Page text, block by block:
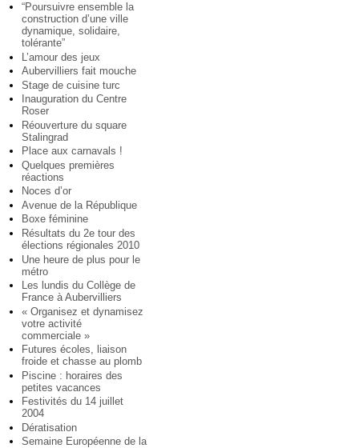
“Poursuivre ensemble la
construction d’une ville
dynamique, solidaire,
tolérante”
L’amour des jeux
Aubervilliers fait mouche
Stage de cuisine turc
Inauguration du Centre
Roser
Réouverture du square
Stalingrad
Place aux carnavals !
Quelques premières
réactions
Noces d’or
Avenue de la République
Boxe féminine
Résultats du 2e tour des
élections régionales 2010
Une heure de plus pour le
métro
Les lundis du Collège de
France à Aubervilliers
« Organisez et dynamisez
votre activité
commerciale »
Futures écoles, liaison
froide et chasse au plomb
Piscine : horaires des
petites vacances
Festivités du 14 juillet
2004
Dératisation
Semaine Européenne de la